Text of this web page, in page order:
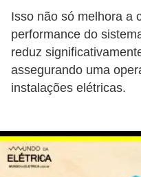
Isso não só melhora a
performance do
reduz
assegurando uma
instalações elétricas.
i
c
i
s
t
H
i